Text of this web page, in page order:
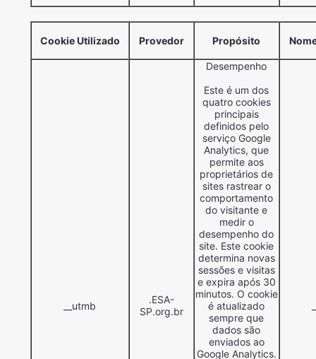
Cookie Utilizado Provedor Propósito
__utmb
.ESA-
SP.org.br
Desempenho
Este é um dos
quatro cookies
principais
definidos pelo
serviço Google
Analytics, que
permite aos
proprietários de
sites rastrear o
comportamento
do visitante e
medir o
desempenho do
site. Este cookie
determina novas
sessões e visitas
e expira após 30
minutos. O cookie
é atualizado
sempre que
dados são
enviados ao
Google Analytics.